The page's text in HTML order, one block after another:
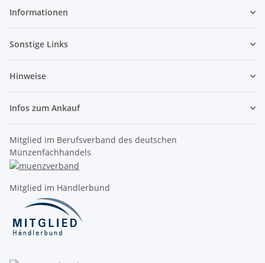
Informationen
Sonstige Links
Hinweise
Infos zum Ankauf
Mitglied im Berufsverband des deutschen
Münzenfachhandels
Mitglied im Händlerbund